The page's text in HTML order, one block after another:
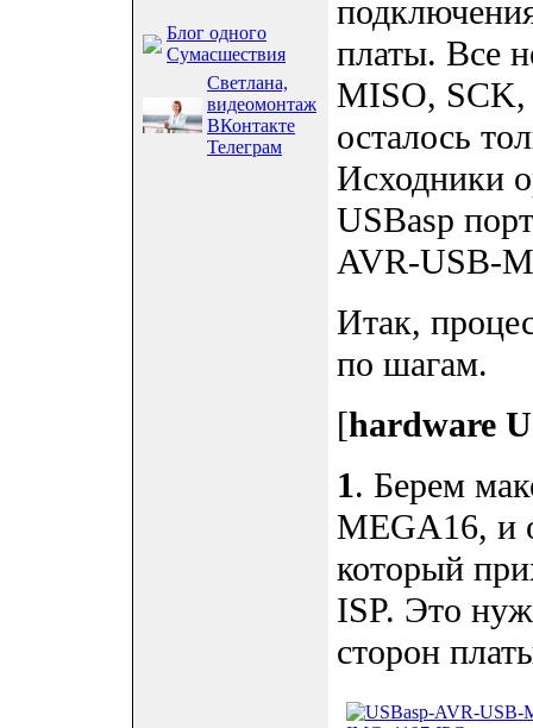
Блог одного
Сумасшествия
Светлана,
видеомонтаж
ВКонтакте
Телеграм
платы. Все
MISO, SCK,
осталось
Исходники
USBasp
AVR-USB-
Итак,
по шагам.
[hardware
1. Берем
MEGA16, и
который
ISP. Это
сторон